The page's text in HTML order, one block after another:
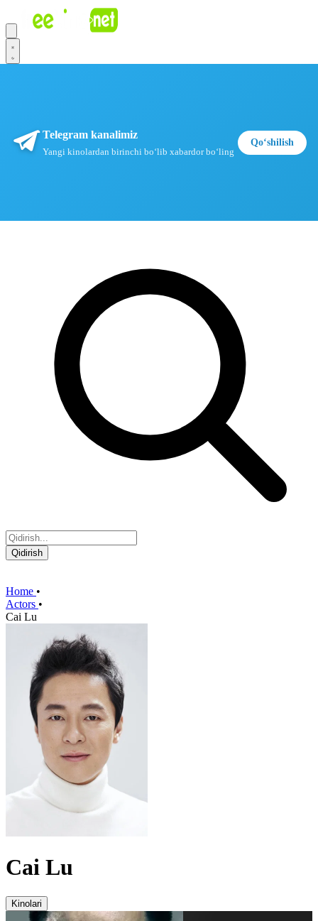
Qidirish
Home •
Actors •
Cai Lu
Cai Lu
Kinolari
Telegram kanalimiz
Yangi kinolardan birinchi boʻlib xabardor boʻling
Qoʻshilish